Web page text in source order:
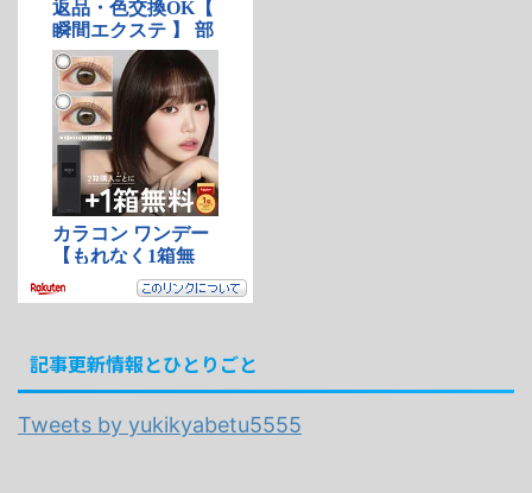
記事更新情報とひとりごと
Tweets by yukikyabetu5555